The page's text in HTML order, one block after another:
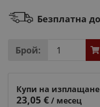
Безплатна
Брой:
Купи на изплащане
23,05 €/ месец